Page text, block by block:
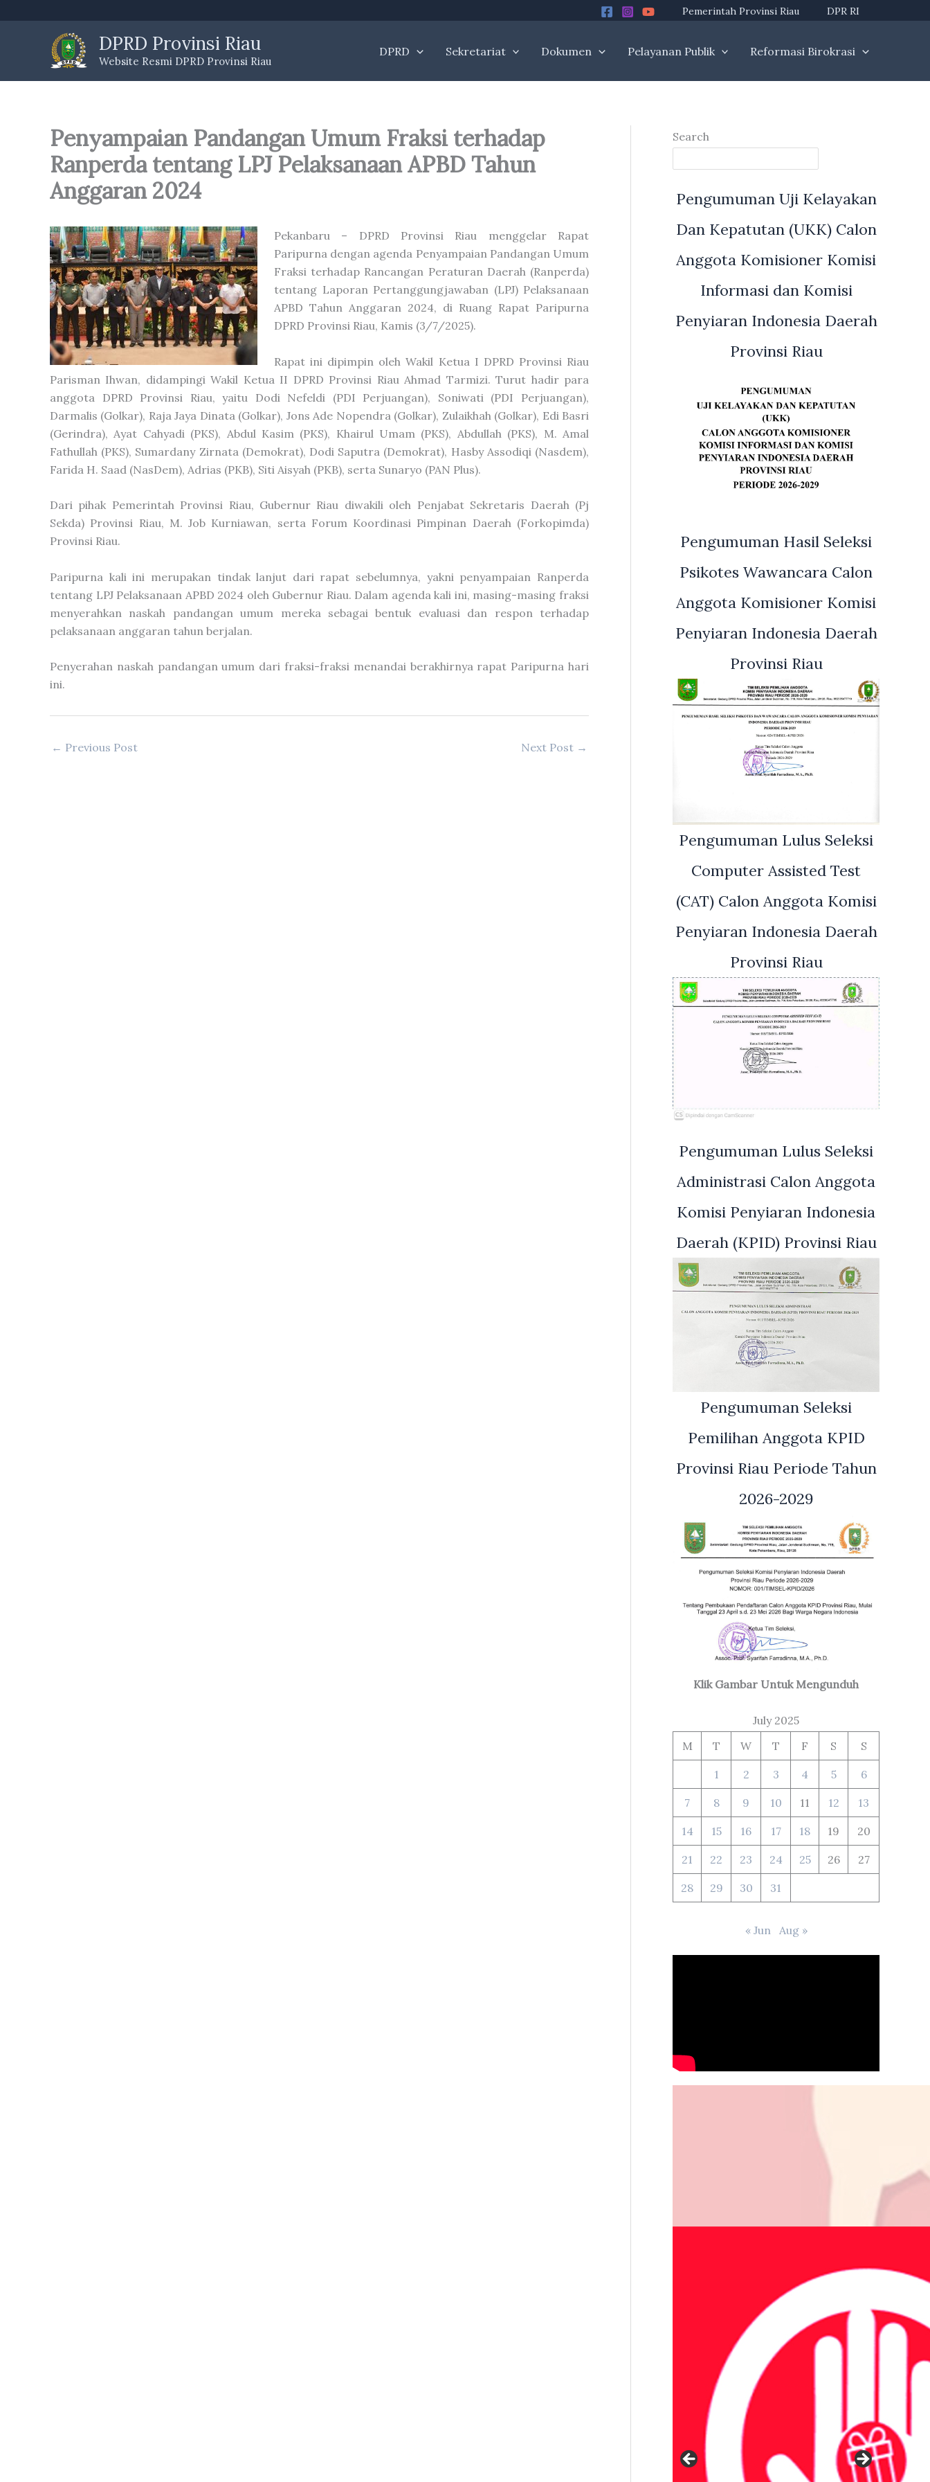
Pemerintah Provinsi Riau DPR RI
DPRD Provinsi Riau
Website Resmi DPRD Provinsi Riau
DPRD Sekretariat Dokumen Pelayanan Publik Reformasi Birokrasi
Penyampaian Pandangan Umum Fraksi terhadap
Ranperda tentang LPJ Pelaksanaan APBD Tahun
Anggaran 2024
Pekanbaru – DPRD Provinsi Riau menggelar Rapat
Paripurna dengan agenda Penyampaian Pandangan Umum
Fraksi terhadap Rancangan Peraturan Daerah (Ranperda)
tentang Laporan Pertanggungjawaban (LPJ) Pelaksanaan
APBD Tahun Anggaran 2024, di Ruang Rapat Paripurna
DPRD Provinsi Riau, Kamis (3/7/2025).
Rapat ini dipimpin oleh Wakil Ketua I DPRD Provinsi Riau
Parisman Ihwan, didampingi Wakil Ketua II DPRD Provinsi Riau Ahmad Tarmizi. Turut hadir para
anggota DPRD Provinsi Riau, yaitu Dodi Nefeldi (PDI Perjuangan), Soniwati (PDI Perjuangan),
Darmalis (Golkar), Raja Jaya Dinata (Golkar), Jons Ade Nopendra (Golkar), Zulaikhah (Golkar), Edi Basri
(Gerindra), Ayat Cahyadi (PKS), Abdul Kasim (PKS), Khairul Umam (PKS), Abdullah (PKS), M. Amal
Fathullah (PKS), Sumardany Zirnata (Demokrat), Dodi Saputra (Demokrat), Hasby Assodiqi (Nasdem),
Farida H. Saad (NasDem), Adrias (PKB), Siti Aisyah (PKB), serta Sunaryo (PAN Plus).
Dari pihak Pemerintah Provinsi Riau, Gubernur Riau diwakili oleh Penjabat Sekretaris Daerah (Pj
Sekda) Provinsi Riau, M. Job Kurniawan, serta Forum Koordinasi Pimpinan Daerah (Forkopimda)
Provinsi Riau.
Paripurna kali ini merupakan tindak lanjut dari rapat sebelumnya, yakni penyampaian Ranperda
tentang LPJ Pelaksanaan APBD 2024 oleh Gubernur Riau. Dalam agenda kali ini, masing-masing fraksi
menyerahkan naskah pandangan umum mereka sebagai bentuk evaluasi dan respon terhadap
pelaksanaan anggaran tahun berjalan.
Penyerahan naskah pandangan umum dari fraksi-fraksi menandai berakhirnya rapat Paripurna hari
ini.
← Previous Post Next Post →
Search
Pengumuman Uji Kelayakan
Dan Kepatutan (UKK) Calon
Anggota Komisioner Komisi
Informasi dan Komisi
Penyiaran Indonesia Daerah
Provinsi Riau
Pengumuman Hasil Seleksi
Psikotes Wawancara Calon
Anggota Komisioner Komisi
Penyiaran Indonesia Daerah
Provinsi Riau
Pengumuman Lulus Seleksi
Computer Assisted Test
(CAT) Calon Anggota Komisi
Penyiaran Indonesia Daerah
Provinsi Riau
Pengumuman Lulus Seleksi
Administrasi Calon Anggota
Komisi Penyiaran Indonesia
Daerah (KPID) Provinsi Riau
Pengumuman Seleksi
Pemilihan Anggota KPID
Provinsi Riau Periode Tahun
2026-2029
Klik Gambar Untuk Mengunduh
July 2025
M
T W T F S S
1 2 3 4 5 6
7 8 9 10 11 12 13
14 15 16 17 18 19 20
21 22 23 24 25 26 27
28 29 30 31
« Jun Aug »